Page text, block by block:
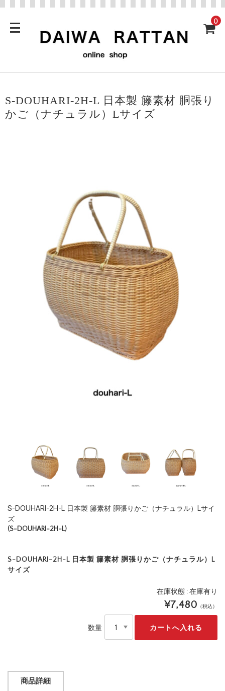
0
S-DOUHARI-2H-L 日本製 籐素材 胴張り
かご（ナチュラル）Lサイズ
S-DOUHARI-2H-L 日本製 籐素材 胴張りかご（ナチュラル）Lサイ
ズ
(S-DOUHARI-2H-L)
S-DOUHARI-2H-L 日本製 籐素材 胴張りかご（ナチュラル）L
サイズ
在庫状態 : 在庫有り
¥7,480 （税込）
数量
商品詳細